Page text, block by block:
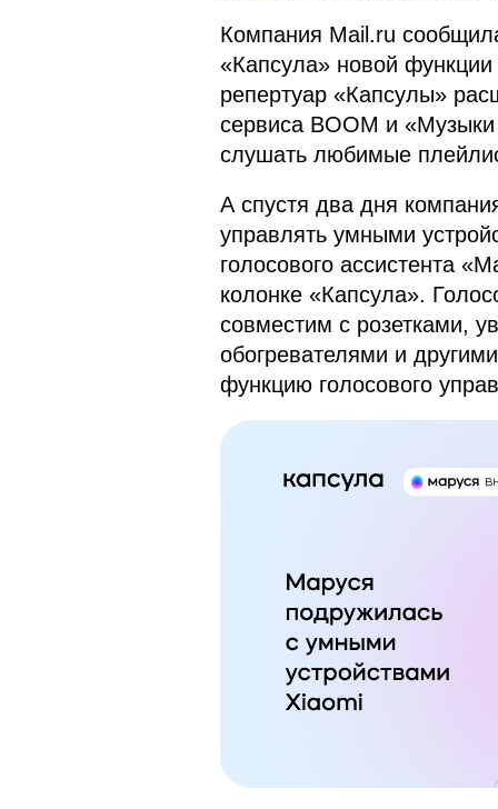
Компания Mail.ru
«Капсула» новой функции
репертуар «Капсулы»
сервиса BOOM и
слушать любимые
А спустя два дня
управлять умными
голосового ассистента
колонке «Капсула».
совместим с розетками,
обогревателями и
функцию голосового